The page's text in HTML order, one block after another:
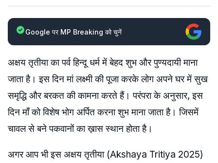
Google पर MP Breaking को चुनें
अक्षय तृतीया का पर्व हिन्दू धर्म में बेहद शुभ और पुण्यदायी माना
जाता है। इस दिन मां लक्ष्मी की पूजा करके लोग अपने घर में सुख
समृद्धि और बरकत की कामना करते हैं। परंपरा के अनुसार, इस
दिन माँ को विशेष भोग अर्पित करना शुभ माना जाता है। जिसमें
चावल से बने पकवानों का ख़ास स्थान होता है।
अगर आप भी इस अक्षय तृतीया (Akshaya Tritiya 2025)